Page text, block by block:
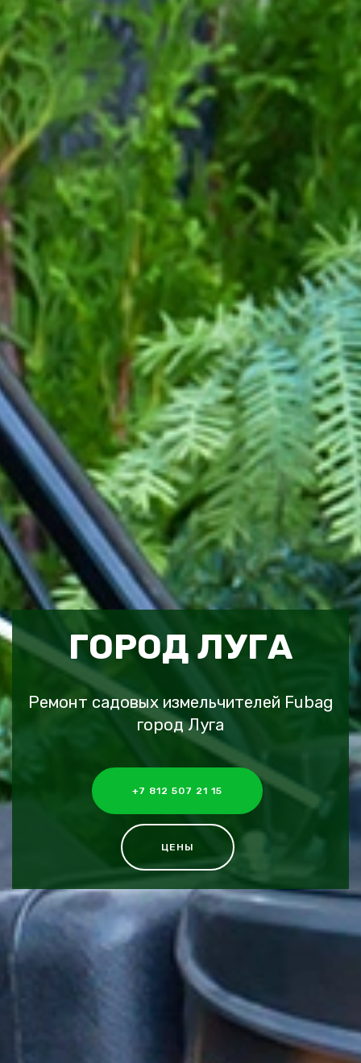
ГОРОД ЛУГА
Ремонт садовых измельчителей Fubag
город Луга
+7 812 507 21 15
ЦЕНЫ